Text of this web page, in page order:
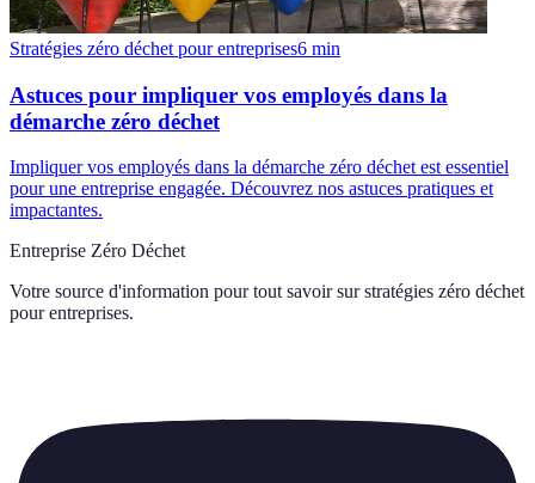
Stratégies zéro déchet pour entreprises6 min
Astuces pour impliquer vos employés dans la
démarche zéro déchet
Impliquer vos employés dans la démarche zéro déchet est essentiel
pour une entreprise engagée. Découvrez nos astuces pratiques et
impactantes.
Entreprise Zéro Déchet
Votre source d'information pour tout savoir sur stratégies zéro déchet
pour entreprises.